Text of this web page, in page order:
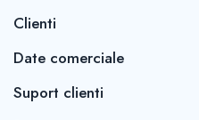
Clienti
Date comerciale
Suport clienti